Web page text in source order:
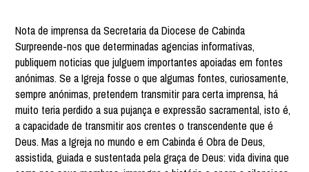
Nota de imprensa da Secretaria da Diocese de Cabinda
Surpreende-nos que determinadas agencias informativas,
publiquem noticias que julguem importantes apoiadas em fontes
anónimas. Se a Igreja fosse o que algumas fontes, curiosamente,
sempre anónimas, pretendem transmitir para certa imprensa, há
muito teria perdido a sua pujança e expressão sacramental, isto é,
a capacidade de transmitir aos crentes o transcendente que é
Deus. Mas a Igreja no mundo e em Cabinda é Obra de Deus,
assistida, guiada e sustentada pela graça de Deus: vida divina que